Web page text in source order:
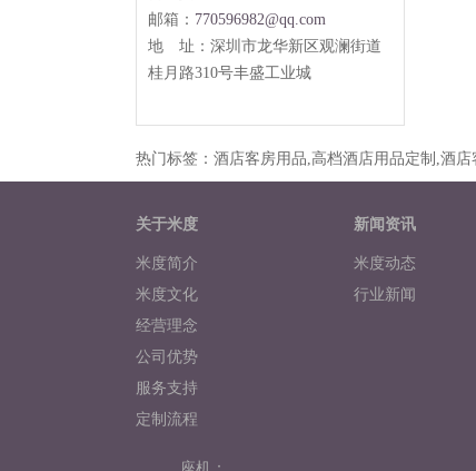
邮箱： 770596982@qq.com
地 址： 深圳市龙华新区观澜街道
桂月路310号丰盛工业城
热门标签：酒店客房用品,高档酒店用品定制,酒
关于米度
米度简介
米度文化
经营理念
公司优势
服务支持
定制流程
新闻资讯
米度动态
行业新闻